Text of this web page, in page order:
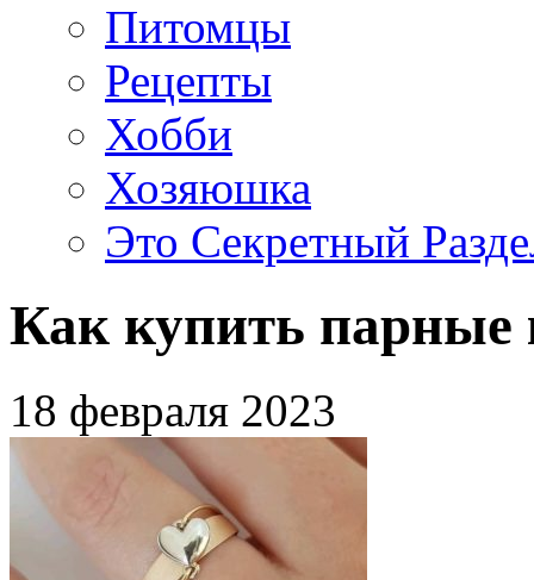
Питомцы
Рецепты
Хобби
Хозяюшка
Это Секретный
Как купить парные
18 февраля 2023